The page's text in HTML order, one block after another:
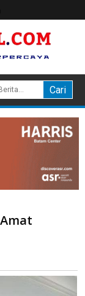
Amat Tantoso